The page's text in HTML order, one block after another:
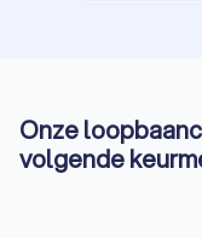
Onze
volgende